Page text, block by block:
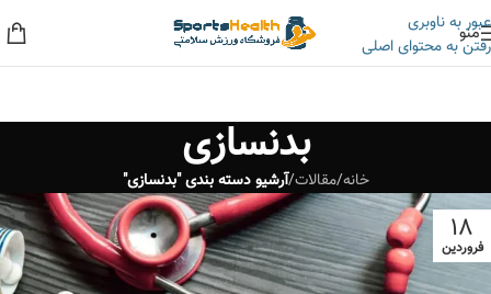
عبور به ناوبری
رفتن به محتوای اصلی
منو
بدنسازی
خانه/مقالات/آرشیو دسته بندی "بدنسازی"
18
فروردین